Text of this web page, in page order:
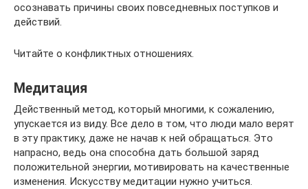
осознавать причины своих повседневных поступков и
действий.
Читайте о конфликтных отношениях.
Медитация
Действенный метод, который многими, к сожалению,
упускается из виду. Все дело в том, что люди мало верят
в эту практику, даже не начав к ней обращаться. Это
напрасно, ведь она способна дать большой заряд
положительной энергии, мотивировать на качественные
изменения. Искусству медитации нужно учиться.